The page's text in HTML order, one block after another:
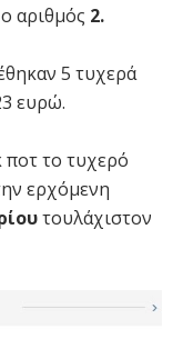
αριθμός 2.
5 τυχερά
ευρώ.
το τυχερό
ερχόμενη
τουλάχιστον